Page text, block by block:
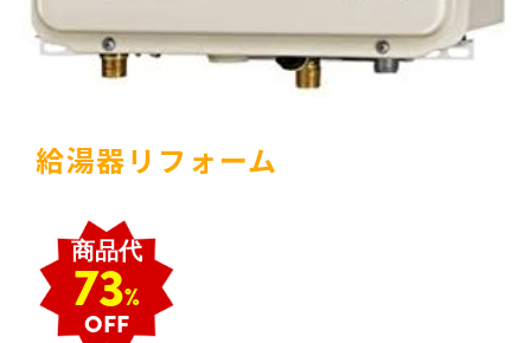
給湯器リフォーム
商品代
73%
OFF